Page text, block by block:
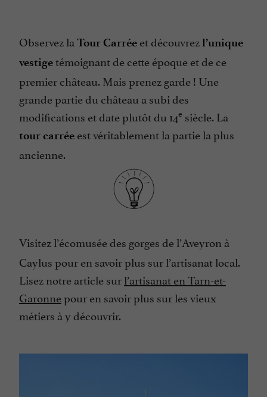
Observez la Tour Carrée et découvrezl’unique
vestigetémoignant de cette époque et de ce
premier château. Mais prenez garde ! Une
grande partie du château a subi des
modifications et date plutôt du 14e siècle. La
tour carrée est véritablement la partie la plus
ancienne.
Visitez l’écomusée des gorges de l’Aveyron à
Caylus pour en savoir plus sur l’artisanat local.
Lisez notre article surl’artisanat en Tarn-et-
Garonnepour en savoir plus sur les vieux
métiers à y découvrir.